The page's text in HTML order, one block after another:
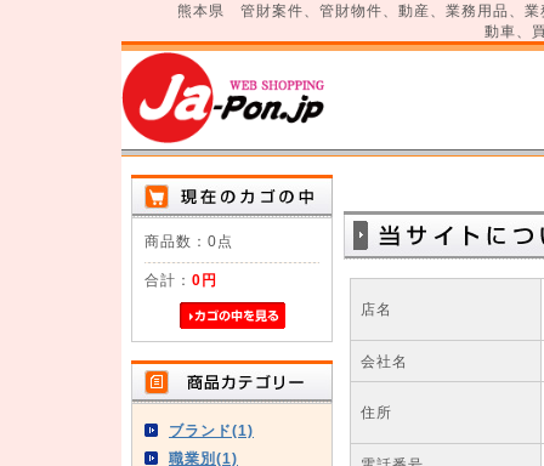
熊本県 管財案件、管財物件、動産、業務用品、
動車、
商品数：0点
合計： 0円
ブランド(1)
職業別(1)
店名
会社名
住所